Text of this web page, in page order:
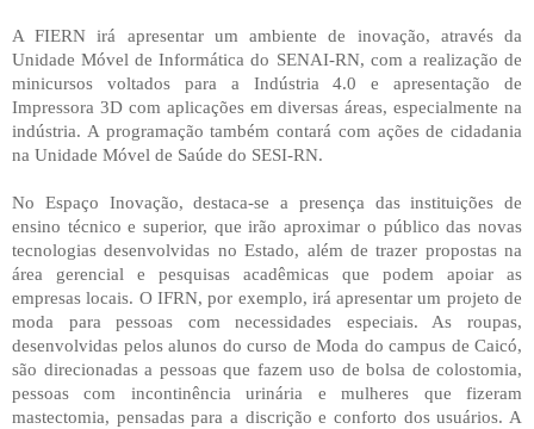
A FIERN irá apresentar um ambiente de inovação, através da
Unidade Móvel de Informática do SENAI-RN, com a realização de
minicursos voltados para a Indústria 4.0 e apresentação de
Impressora 3D com aplicações em diversas áreas, especialmente na
indústria. A programação também contará com ações de cidadania
na Unidade Móvel de Saúde do SESI-RN.
No Espaço Inovação, destaca-se a presença das instituições de
ensino técnico e superior, que irão aproximar o público das novas
tecnologias desenvolvidas no Estado, além de trazer propostas na
área gerencial e pesquisas acadêmicas que podem apoiar as
empresas locais. O IFRN, por exemplo, irá apresentar um projeto de
moda para pessoas com necessidades especiais. As roupas,
desenvolvidas pelos alunos do curso de Moda do campus de Caicó,
são direcionadas a pessoas que fazem uso de bolsa de colostomia,
pessoas com incontinência urinária e mulheres que fizeram
mastectomia, pensadas para a discrição e conforto dos usuários. A